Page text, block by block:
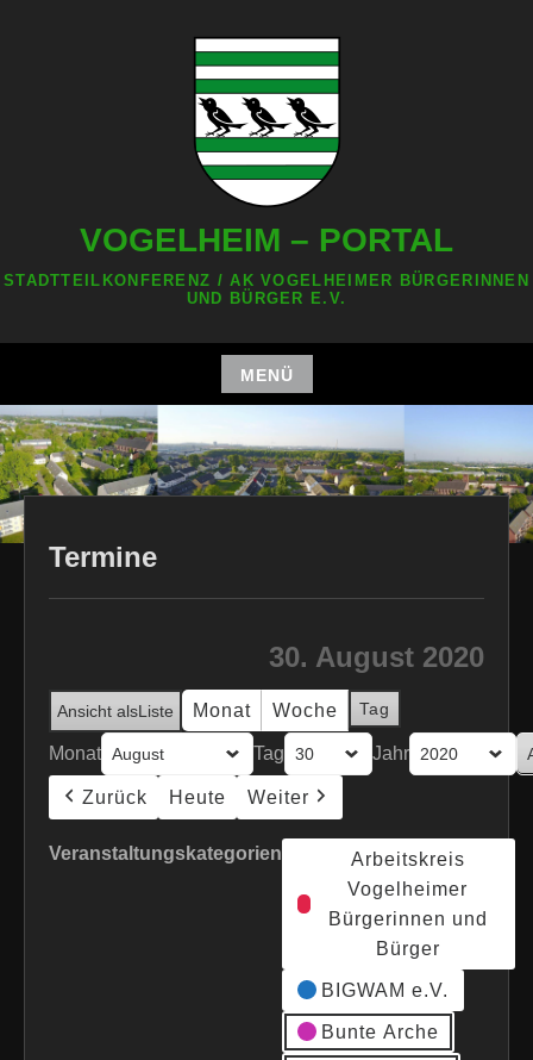
VOGELHEIM – PORTAL
STADTTEILKONFERENZ / AK VOGELHEIMER BÜRGERINNEN
UND BÜRGER E.V.
MENÜ
Zum
Inhalt
springen
Termine
30. August 2020
Ansicht alsListe Monat Woche Tag
Monat Tag Jahr
Zurück Heute Weiter
Veranstaltungskategorien
Arbeitskreis
Vogelheimer
Bürgerinnen und
Bürger
BIGWAM e.V.
Bunte Arche